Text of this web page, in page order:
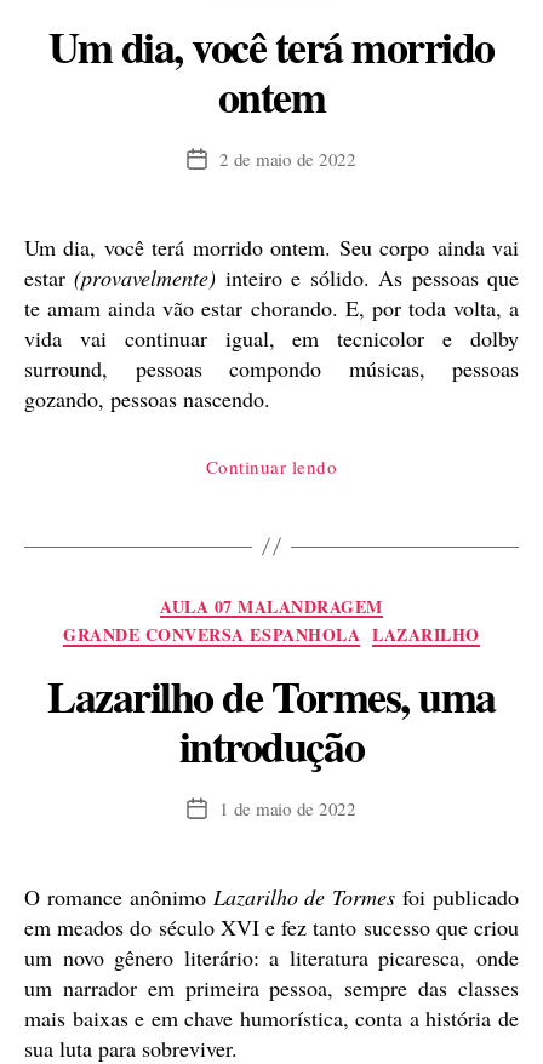
Um dia, você terá morrido
ontem
Data2 de maio de 2022
Um dia, você terá morrido ontem. Seu corpo ainda vai
estar(provavelmente) inteiro e sólido. As pessoas que
te amam ainda vão estar chorando. E, por toda volta, a
vida vai continuar igual, em tecnicolor e dolby
surround, pessoas compondo músicas, pessoas
gozando, pessoas nascendo.
Continuar lendo
terá
ontem”
Categorias
AULA 07 MALANDRAGEM
GRANDE CONVERSA ESPANHOLA LAZARILHO
Lazarilho de Tormes, uma
introdução
Data1 de maio de 2022
O romance anônimo Lazarilho de Tormes foi publicado
em meados do século XVI e fez tanto sucesso que criou
um novo gênero literário: a literatura picaresca, onde
um narrador em primeira pessoa, sempre das classes
mais baixas e em chave humorística, conta a história de
sua luta para sobreviver.